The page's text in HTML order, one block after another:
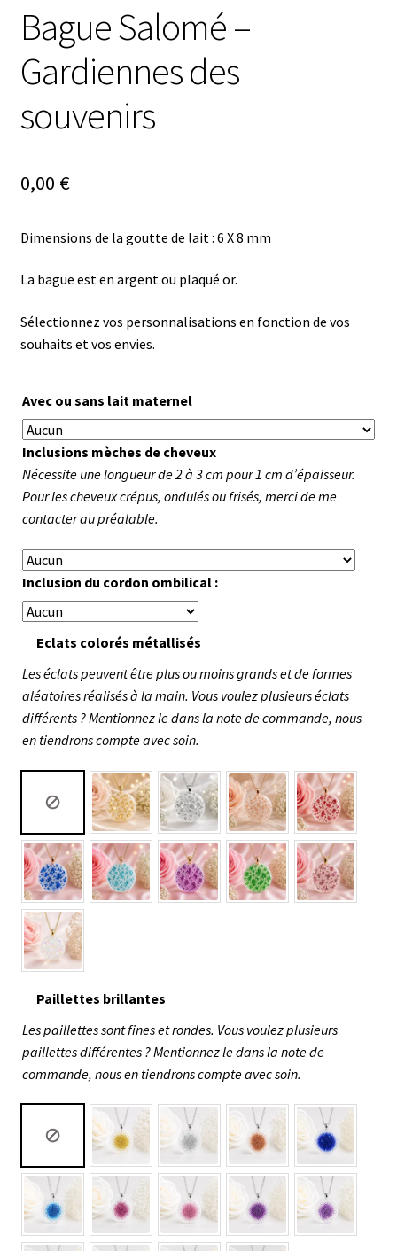
Bague Salomé –
Gardiennes des
souvenirs
0,00 €
Dimensions de la goutte de lait : 6 X 8 mm
La bague est en argent ou plaqué or.
Sélectionnez vos personnalisations en fonction de vos
souhaits et vos envies.
Avec ou sans lait maternel
Inclusions mèches de cheveux
Nécessite une longueur de 2 à 3 cm pour 1 cm d’épaisseur.
Pour les cheveux crépus, ondulés ou frisés, merci de me
contacter au préalable.
Inclusion du cordon ombilical :
Eclats colorés métallisés
Les éclats peuvent être plus ou moins grands et de formes
aléatoires réalisés à la main. Vous voulez plusieurs éclats
différents ? Mentionnez le dans la note de commande, nous
en tiendrons compte avec soin.
Paillettes brillantes
Les paillettes sont fines et rondes. Vous voulez plusieurs
paillettes différentes ? Mentionnez le dans la note de
commande, nous en tiendrons compte avec soin.